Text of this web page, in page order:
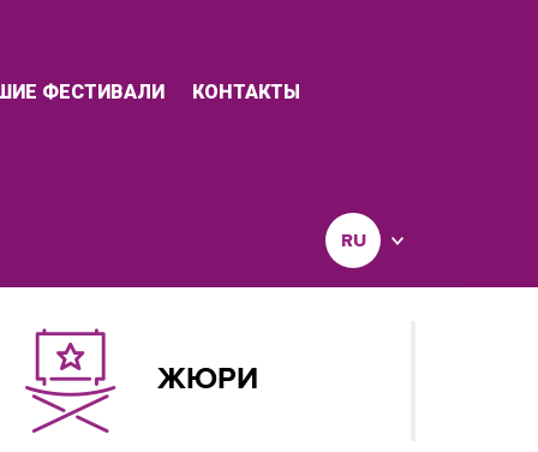
ФЕСТИВАЛИ КОНТАКТЫ
RU
ЖЮРИ